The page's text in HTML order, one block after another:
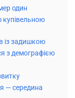
один
купівельною
із задишкою
з демографією
— середина